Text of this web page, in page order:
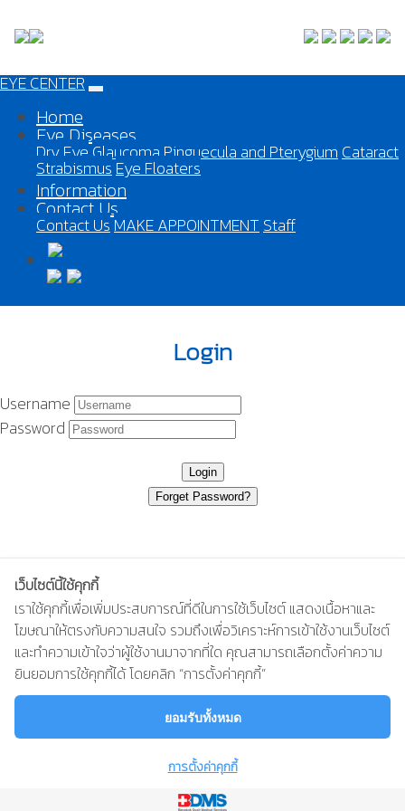
EYE CENTER
Home
Eye Diseases
Dry Eye Glaucoma Pinguecula and Pterygium Cataract
Strabismus Eye Floaters
Information
Contact Us
Contact Us MAKE APPOINTMENT Staff
Login
Username
Password
Privacy Policy|Cookie Policy
2026Bangkok Hospital Phuket All right
reserved
เว็บไซต์นี้ใช้คุกกี้
เราใช้คุกกี้เพื่อเพิ่มประสบการณ์ที่ดีในการใช้เว็บไซต์ แสดงเนื้อหาและ
โฆษณาให้ตรงกับความสนใจ รวมถึงเพื่อวิเคราะห์การเข้าใช้งานเว็บไซต์
และทำความเข้าใจว่าผู้ใช้งานมาจากที่ใด คุณสามารถเลือกตั้งค่าความ
ยินยอมการใช้คุกกี้ได้ โดยคลิก “การตั้งค่าคุกกี้”
ยอมรับทั้งหมด
การตั้งค่าคุกกี้